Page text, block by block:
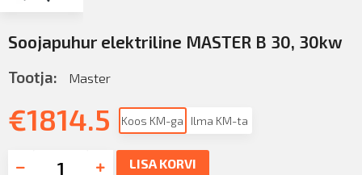
Soojapuhur elektriline MASTER B 30, 30kw
Tootja: Master
€1814.5 Koos KM-ga Ilma KM-ta
LISA KORVI